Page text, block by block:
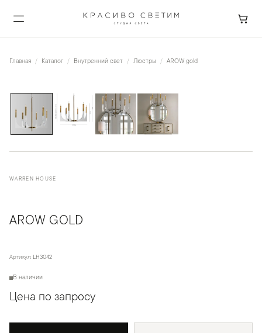
Главная Каталог Внутренний свет Люстры AROW gold
WARREN HOUSE
AROW GOLD
Артикул: LH3042
В наличии
Цена по запросу